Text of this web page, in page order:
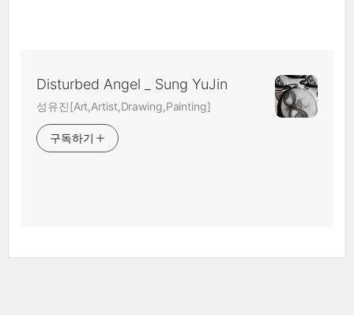
Disturbed Angel _ Sung YuJin
성유진[Art,Artist,Drawing,Painting]
구독하기